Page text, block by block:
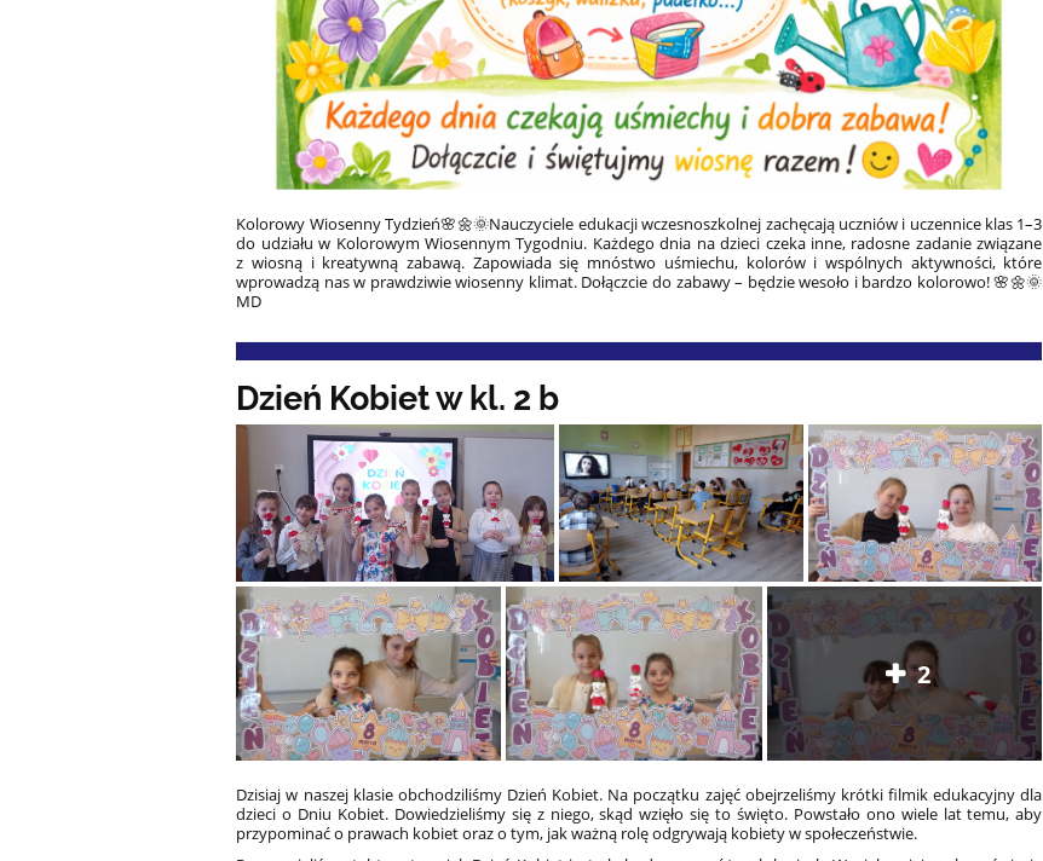
Kolorowy Wiosenny Tydzień🌸🌼🌞Nauczyciele edukacji wczesnoszkolnej zachęcają uczniów i uczennice klas 1–3
do udziału w Kolorowym Wiosennym Tygodniu. Każdego dnia na dzieci czeka inne, radosne zadanie związane
z wiosną i kreatywną zabawą. Zapowiada się mnóstwo uśmiechu, kolorów i wspólnych aktywności, które
wprowadzą nas w prawdziwie wiosenny klimat. Dołączcie do zabawy – będzie wesoło i bardzo kolorowo! 🌸🌼🌞
MD
Dzień Kobiet w kl. 2 b
2
Dzisiaj w naszej klasie obchodziliśmy Dzień Kobiet. Na początku zajęć obejrzeliśmy krótki filmik edukacyjny dla
dzieci o Dniu Kobiet. Dowiedzieliśmy się z niego, skąd wzięło się to święto. Powstało ono wiele lat temu, aby
przypominać o prawach kobiet oraz o tym, jak ważną rolę odgrywają kobiety w społeczeństwie.